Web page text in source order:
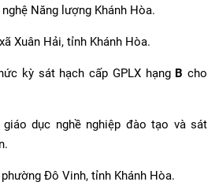
Năng lượng Khánh Hòa.
Xuân Hải, tỉnh Khánh Hòa.
kỳ sát hạch cấp GPLX hạng B cho
dục nghề nghiệp đào tạo và sát
Đô Vinh, tỉnh Khánh Hòa.